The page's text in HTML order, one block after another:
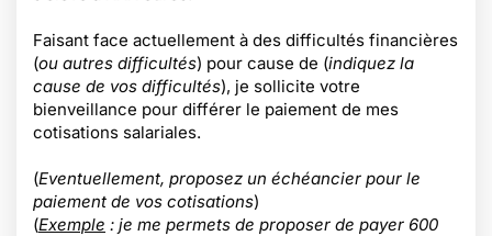
Faisant face actuellement à des difficultés financières
(ou autres difficultés) pour cause de (indiquez la
cause de vos difficultés), je sollicite votre
bienveillance pour différer le paiement de mes
cotisations salariales.
(Eventuellement, proposez un échéancier pour le
paiement de vos cotisations)
(Exemple : je me permets de proposer de payer 600